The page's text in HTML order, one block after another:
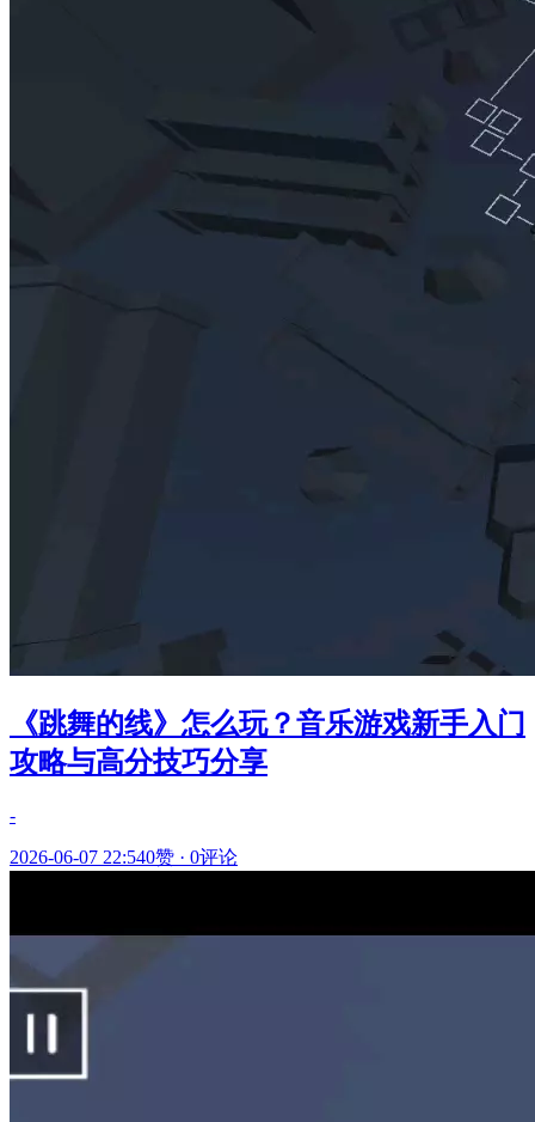
《跳舞的线》怎么玩？音乐游戏新手入门
攻略与高分技巧分享
-
2026-06-07 22:540赞 · 0评论